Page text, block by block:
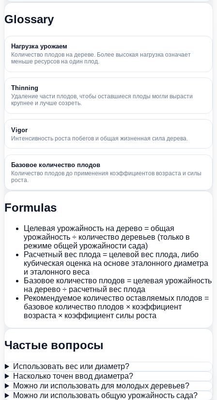
Glossary
Нагрузка урожаем
Количество плодов на дереве. Более высокая нагрузка означает
меньше ресурсов на один плод.
Thinning
Удаление части плодов, чтобы оставшиеся плоды могли вырасти
крупнее и лучше созреть.
Vigor
Интенсивность роста побегов и общая жизненная сила дерева.
Базовое количество плодов
Количество плодов до применения коэффициентов возраста и силы
роста.
Formulas
Целевая урожайность на дерево = общая
урожайность ÷ количество деревьев (только в
режиме общей урожайности сада)
Расчетный вес плода = целевой вес плода, либо
кубическая оценка на основе эталонного диаметра
и эталонного веса
Базовое количество плодов = целевая урожайность
на дерево ÷ расчетный вес плода
Рекомендуемое количество оставляемых плодов =
базовое количество плодов × коэффициент
возраста × коэффициент силы роста
Частые вопросы
Использовать вес или диаметр?
Насколько точен ввод диаметра?
Можно ли использовать для молодых деревьев?
Можно ли использовать общую урожайность сада?